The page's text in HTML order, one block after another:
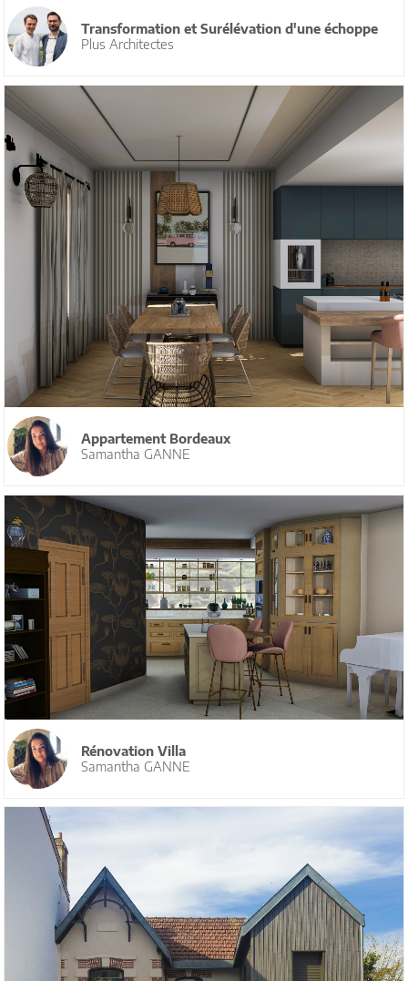
Transformation et Surélévation d'une échoppe
Plus Architectes
Appartement Bordeaux
Samantha GANNE
Rénovation Villa
Samantha GANNE